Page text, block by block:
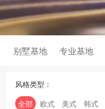
别墅基地 专业基地
风格类型：
全部
欧式 美式 韩式